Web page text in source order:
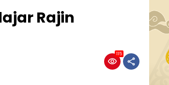
Rajin
115